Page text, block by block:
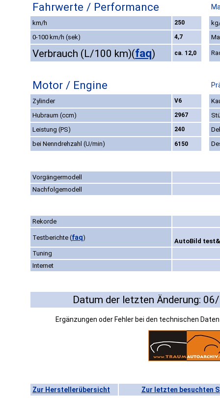
Fahrwerte / Performance
km/h 250
0-100 km/h (sek)
4,7
Verbrauch (L/100 km)(faq) ca. 12,0
Motor / Engine
Zylinder V6
Hubraum (ccm)
2967
Leistung (PS)
240
bei Nenndrehzahl (U/min)
6150
Vorgängermodell
Nachfolgemodell
Rekorde
Testberichte (faq)
AutoBild
Tuning
Internet
Datum der letzten Änderung:
Ergänzungen oder Fehler bei den technischen
Zur Herstellerübersicht Zur letzten besuchten